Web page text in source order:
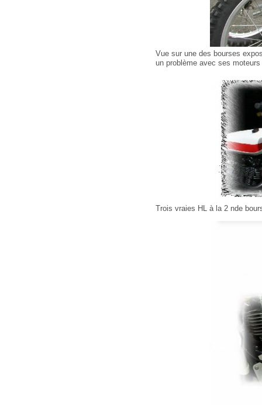
Vue sur une des bourses
un problème avec ses
Trois vraies HL à la 2 nde